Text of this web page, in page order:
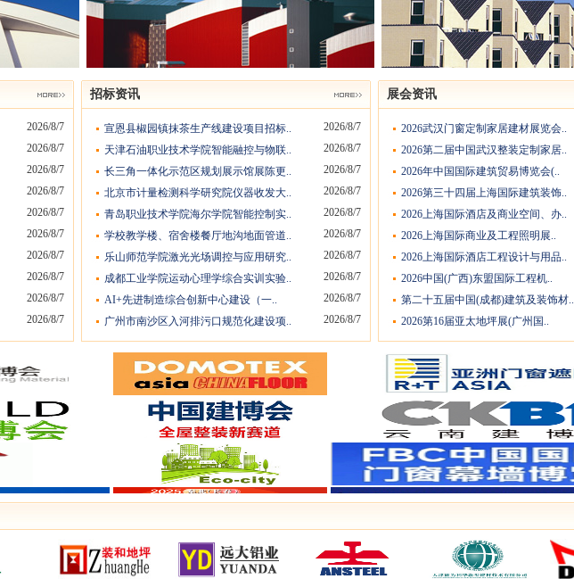
2026/8/7
2026/8/7
2026/8/7
2026/8/7
2026/8/7
2026/8/7
2026/8/7
2026/8/7
2026/8/7
2026/8/7
招标资讯
宣恩县椒园镇抹茶生产线建设项目招标..
2026/8/7
天津石油职业技术学院智能融控与物联..
2026/8/7
长三角一体化示范区规划展示馆展陈更..
2026/8/7
北京市计量检测科学研究院仪器收发大..
2026/8/7
青岛职业技术学院海尔学院智能控制实..
2026/8/7
学校教学楼、宿舍楼餐厅地沟地面管道..
2026/8/7
乐山师范学院激光光场调控与应用研究..
2026/8/7
成都工业学院运动心理学综合实训实验..
2026/8/7
AI+先进制造综合创新中心建设（一..
2026/8/7
广州市南沙区入河排污口规范化建设项..
2026/8/7
展会资讯
2026武汉门窗定制家居建材展览会..
2026第二届中国武汉整装定制家居..
2026年中国国际建筑贸易博览会(..
2026第三十四届上海国际建筑装饰..
2026上海国际酒店及商业空间、办..
2026上海国际商业及工程照明展..
2026上海国际酒店工程设计与用品..
2026中国(广西)东盟国际工程机..
第二十五届中国(成都)建筑及装饰材..
2026第16届亚太地坪展(广州国..